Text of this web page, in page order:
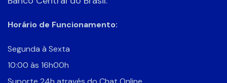
Horário de Funcionamento:
Segunda à Sexta
10:00 às 16h00h